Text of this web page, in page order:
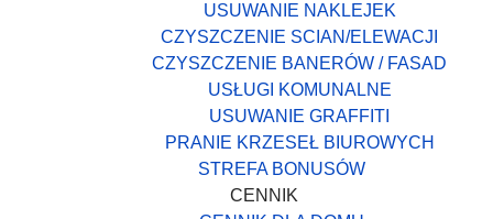
USUWANIE NAKLEJEK
CZYSZCZENIE SCIAN/ELEWACJI
CZYSZCZENIE BANERÓW / FASAD
USŁUGI KOMUNALNE
USUWANIE GRAFFITI
PRANIE KRZESEŁ BIUROWYCH
STREFA BONUSÓW
CENNIK